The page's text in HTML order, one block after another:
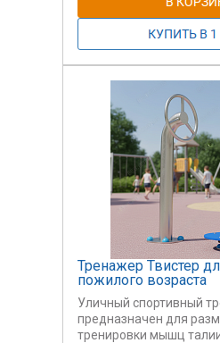
Тренажер Твистер
пожилого возраста
Уличный спортивный
предназначен для
тренировки мышц